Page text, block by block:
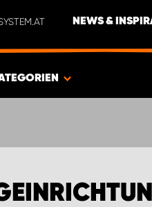
NEWS &
TRANSIT TRANSPORTER